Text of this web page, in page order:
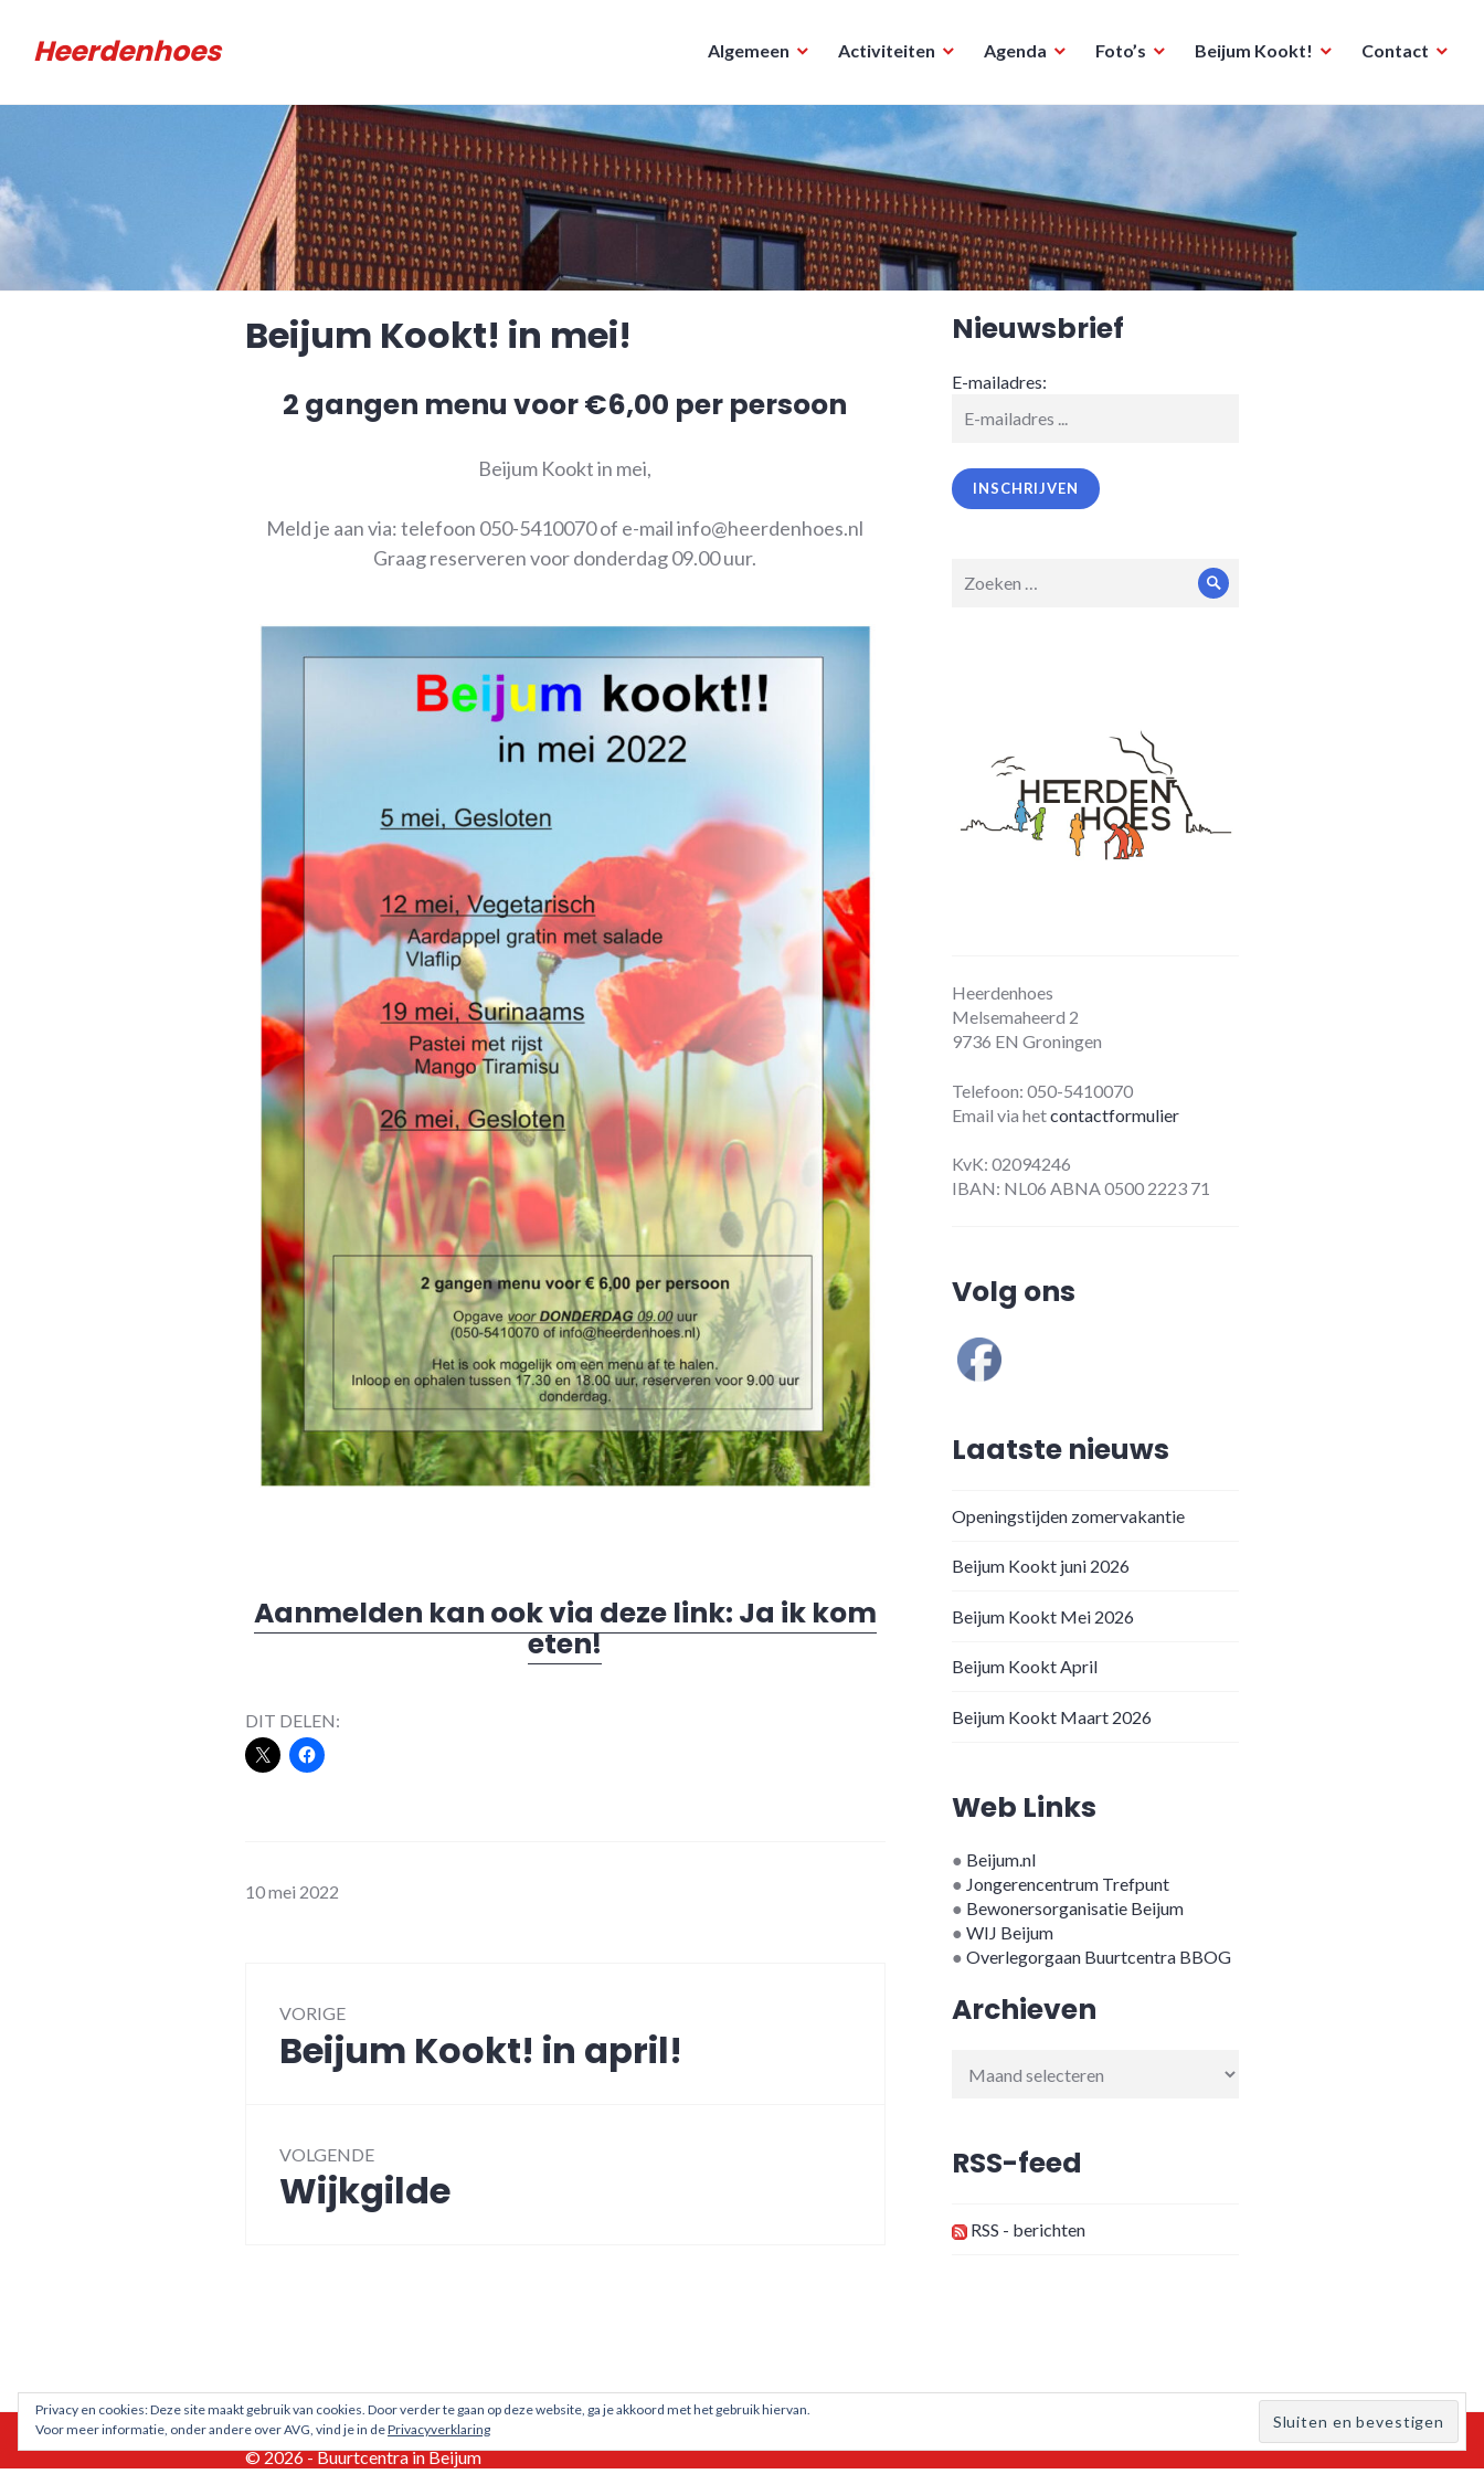
naarHeerdenhoes Algemeen Activiteiten Agenda Foto’s Beijum Kookt! Contact
Beijum Kookt! in mei!
2 gangen menu voor €6,00 per persoon
Beijum Kookt in mei,
Meld je aan via: telefoon 050-5410070 of e-mail info@heerdenhoes.nl
Graag reserveren voor donderdag 09.00 uur.
Aanmelden kan ook via deze link: Ja ik kom
eten!
DIT DELEN:
10 mei 2022
navigatie
VORIGE
Vorig
bericht:
Beijum Kookt! in april!
VOLGENDE
Volgend
bericht:
Wijkgilde
Nieuwsbrief
E-mailadres:
op:
Zoeken
Heerdenhoes
Melsemaheerd 2
9736 EN Groningen
Telefoon: 050-5410070
Email via hetcontactformulier
KvK: 02094246
IBAN: NL06 ABNA 0500 2223 71
Volg ons
Laatste nieuws
Openingstijden zomervakantie
Beijum Kookt juni 2026
Beijum Kookt Mei 2026
Beijum Kookt April
Beijum Kookt Maart 2026
Web Links
● Beijum.nl
● Jongerencentrum Trefpunt
● Bewonersorganisatie Beijum
● WIJ Beijum
● Overlegorgaan Buurtcentra BBOG
Archieven
RSS-feed
RSS - berichten
© 2026 - Buurtcentra in Beijum
Privacy en cookies: Deze site maakt gebruik van cookies. Door verder te gaan op deze website, ga je akkoord met het gebruik hiervan.
Voor meer informatie, onder andere over AVG, vind je in dePrivacyverklaring